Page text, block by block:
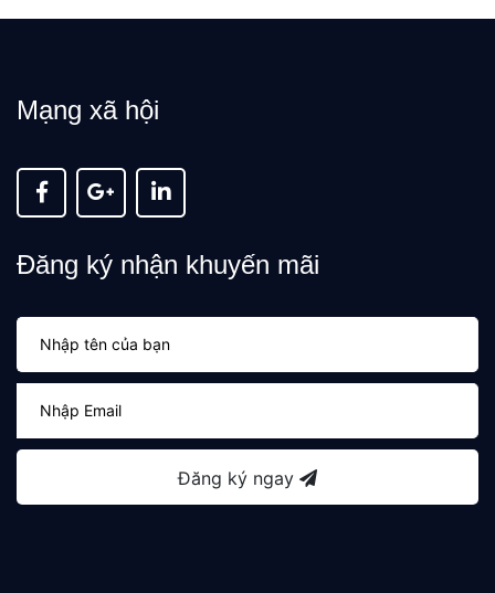
Mạng xã hội
Đăng ký nhận khuyến mãi
Đăng ký ngay